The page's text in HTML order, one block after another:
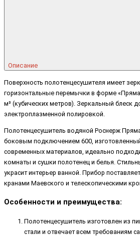
Описание
Поверхность полотенцесушителя имеет
горизонтальные перемычки в форме
м³ (кубических метров). Зеркальный блеск
электроплазменной полировкой.
Полотенцесушитель водяной Роснерж
боковым подключением 600,
современных материалов, идеально
комнаты и сушки полотенец и белья.
украсит интерьер ванной. Прибор
кранами Маевского и телескопическими
Особенности и преимущества:
Полотенцесушитель изготовлен из
стали и отвечает всем требованиям